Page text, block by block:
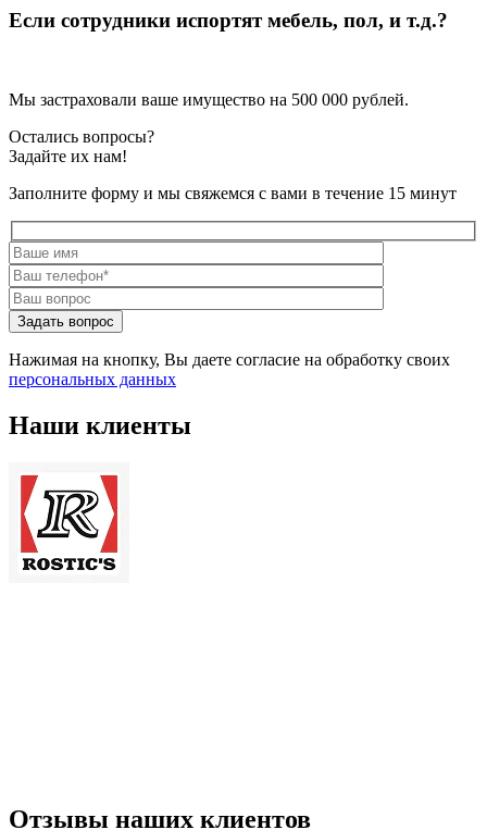
Если сотрудники испортят мебель, пол, и т.д.?
Мы застраховали ваше имущество на 500 000 рублей.
Остались вопросы?
Задайте их нам!
Заполните форму и мы свяжемся с вами в течение 15 минут
Нажимая на кнопку, Вы даете согласие на обработку своих
персональных данных
Наши клиенты
Отзывы наших клиентов